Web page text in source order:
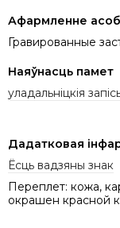
Афармленне
Гравированные
Наяўнасць памет
уладальніцкія
Дадатковая
Ёсць вадзяны знак
Переплет: кожа,
окрашен красной